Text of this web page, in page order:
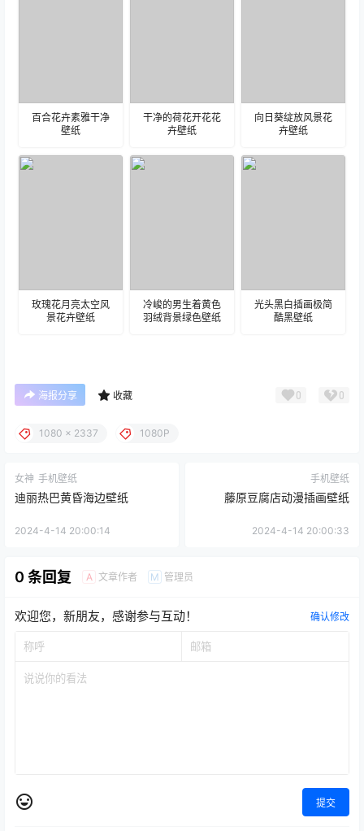
百合花卉素雅干净
壁纸
干净的荷花开花花
卉壁纸
向日葵绽放风景花
卉壁纸
玫瑰花月亮太空风
景花卉壁纸
冷峻的男生着黄色
羽绒背景绿色壁纸
光头黑白插画极简
酷黑壁纸
海报分享 收藏 0 0
1080 x 2337 1080P
女神 手机壁纸
迪丽热巴黄昏海边壁纸
2024-4-14 20:00:14
手机壁纸
藤原豆腐店动漫插画壁纸
2024-4-14 20:00:33
0 条回复 A 文章作者 M 管理员
欢迎您，新朋友，感谢参与互动！ 确认修改
提交